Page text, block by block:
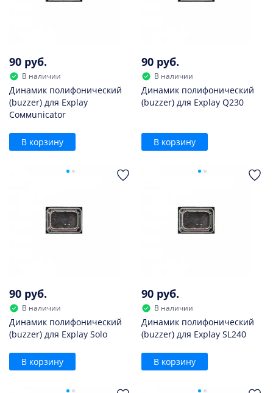
90 руб.
В наличии
Динамик полифонический
(buzzer) для Explay
Coммunicator
В корзину
90 руб.
В наличии
Динамик полифонический
(buzzer) для Explay Q230
В корзину
90 руб.
В наличии
Динамик полифонический
(buzzer) для Explay Solo
В корзину
90 руб.
В наличии
Динамик полифонический
(buzzer) для Explay SL240
В корзину